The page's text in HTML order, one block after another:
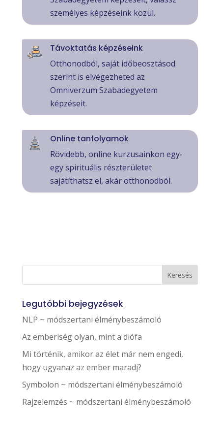
személyes képzéseink közül.
Távoktatás képzéseink
Otthonodból, saját időbeosztásod
szerint is elvégezheted az
Omniverzum Szabadegyetem
képzéseit.
Online tanfolyamok
Rövidebb, online kurzusainkon egy-
egy spirituális részterületet
sajátíthatsz el, akár otthonodból.
Legutóbbi bejegyzések
NLP ~ módszertani élménybeszámoló
Az emberiség olyan, mint a diófa
Mi történik, amikor az élet már nem engedi,
hogy ugyanaz az ember maradj?
Symbolon ~ módszertani élménybeszámoló
Rajzelemzés ~ módszertani élménybeszámoló